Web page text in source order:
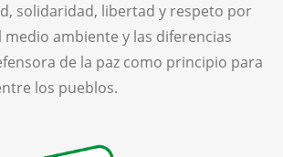
solidaridad, libertad y respeto por
medio ambiente y las diferencias
de la paz como principio para
los pueblos.